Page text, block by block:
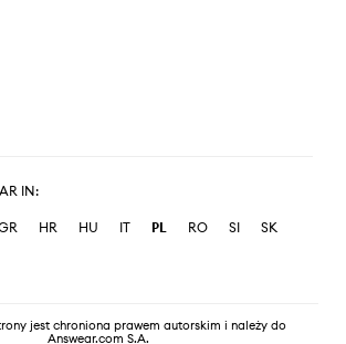
IN:
HR HU IT PL RO SI
SK
jest chroniona prawem autorskim i należy do
Answear.com S.A.